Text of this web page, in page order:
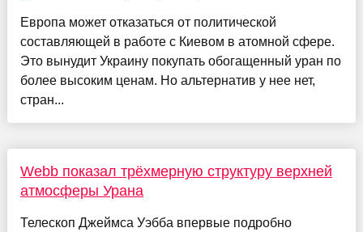
Европа может отказаться от политической
составляющей в работе с Киевом в атомной сфере.
Это вынудит Украину покупать обогащенный уран по
более высоким ценам. Но альтернатив у нее нет,
стран...
Webb показал трёхмерную структуру верхней
атмосферы Урана
Телескоп Джеймса Уэбба впервые подробно